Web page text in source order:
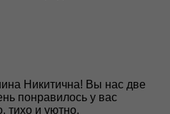
Никитична! Вы нас две
понравилось у вас
тихо и уютно.